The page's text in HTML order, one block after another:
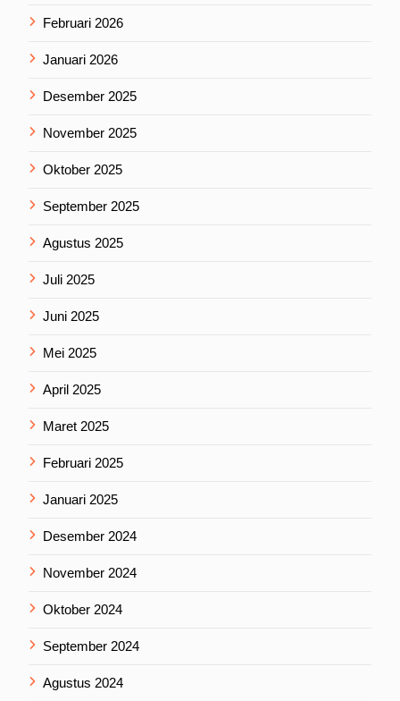
Februari 2026
Januari 2026
Desember 2025
November 2025
Oktober 2025
September 2025
Agustus 2025
Juli 2025
Juni 2025
Mei 2025
April 2025
Maret 2025
Februari 2025
Januari 2025
Desember 2024
November 2024
Oktober 2024
September 2024
Agustus 2024